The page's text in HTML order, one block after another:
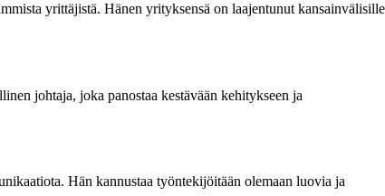
yrittäjistä. Hänen yrityksensä on laajentunut kansainvälisille
johtaja, joka panostaa kestävään kehitykseen ja
Hän kannustaa työntekijöitään olemaan luovia ja